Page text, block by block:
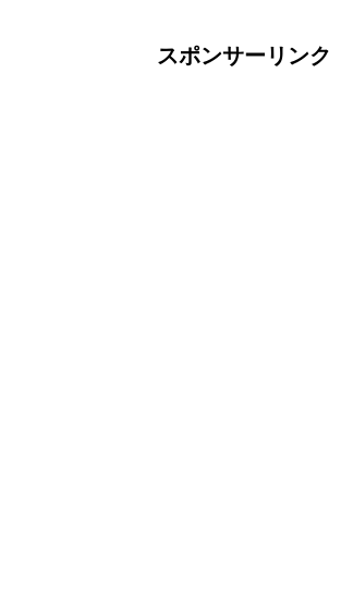
スポンサーリンク